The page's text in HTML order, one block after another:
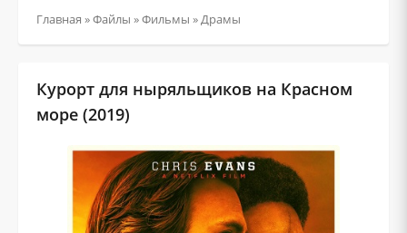
Главная »Файлы »Фильмы »Драмы
Курорт для ныряльщиков на Красном
море (2019)